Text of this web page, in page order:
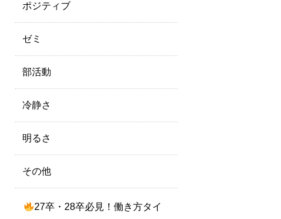
ポジティブ
ゼミ
部活動
冷静さ
明るさ
その他
27卒・28卒必見！働き方タイ